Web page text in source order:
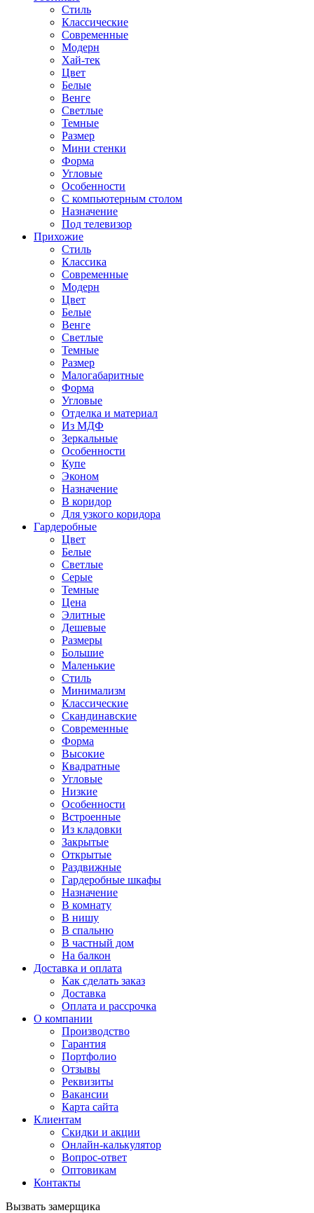
Стиль
Классические
Современные
Модерн
Хай-тек
Цвет
Белые
Венге
Светлые
Темные
Размер
Мини стенки
Форма
Угловые
Особенности
С компьютерным столом
Назначение
Под телевизор
Прихожие
Стиль
Классика
Современные
Модерн
Цвет
Белые
Венге
Светлые
Темные
Размер
Малогабаритные
Форма
Угловые
Отделка и материал
Из МДФ
Зеркальные
Особенности
Купе
Эконом
Назначение
В коридор
Для узкого коридора
Гардеробные
Цвет
Белые
Светлые
Серые
Темные
Цена
Элитные
Дешевые
Размеры
Большие
Маленькие
Стиль
Минимализм
Классические
Скандинавские
Современные
Форма
Высокие
Квадратные
Угловые
Низкие
Особенности
Встроенные
Из кладовки
Закрытые
Открытые
Раздвижные
Гардеробные шкафы
Назначение
В комнату
В нишу
В спальню
В частный дом
На балкон
Доставка и оплата
Как сделать заказ
Доставка
Оплата и рассрочка
О компании
Производство
Гарантия
Портфолио
Отзывы
Реквизиты
Вакансии
Карта сайта
Клиентам
Скидки и акции
Онлайн-калькулятор
Вопрос-ответ
Оптовикам
Контакты
Вызвать замерщика